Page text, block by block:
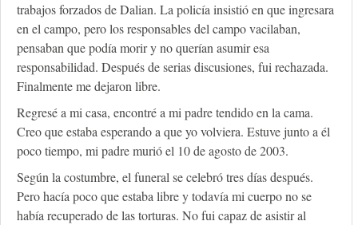
trabajos forzados de Dalian. La policía insistió en que ingresara
en el campo, pero los responsables del campo vacilaban,
pensaban que podía morir y no querían asumir esa
responsabilidad. Después de serias discusiones, fui rechazada.
Finalmente me dejaron libre.
Regresé a mi casa, encontré a mi padre tendido en la cama.
Creo que estaba esperando a que yo volviera. Estuve junto a él
poco tiempo, mi padre murió el 10 de agosto de 2003.
Según la costumbre, el funeral se celebró tres días después.
Pero hacía poco que estaba libre y todavía mi cuerpo no se
había recuperado de las torturas. No fui capaz de asistir al